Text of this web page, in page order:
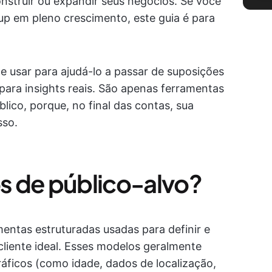
em pleno crescimento, este guia é para
usar para ajudá-lo a passar de suposições
insights reais. São apenas ferramentas
porque, no final das contas, sua
de público-alvo?
estruturadas usadas para definir e
ideal. Esses modelos geralmente
(como idade, dados de localização,